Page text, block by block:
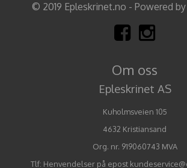
© 2019 Epleskrinet.no - Powered
Om oss
Epleskrinet AS
Kuholmsveien 105
4632 Kristiansand
Org. nr. 919060743 MVA
Tlf: Henvendelser på epost